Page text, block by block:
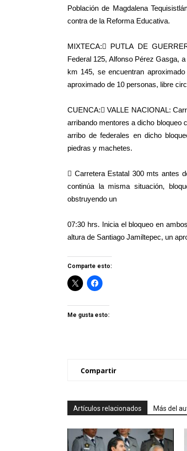
Población de Magdalena
contra de la Reforma Educativa.
MIXTECA: PUTLA DE
Federal 125, Alfonso Pérez Gasga,
km 145, se encuentran
aproximado de 10 personas, libre
CUENCA: VALLE NACIONAL:
arribando mentores a dicho bloqueo
arribo de federales en dicho
piedras y machetes.
 Carretera Estatal 300 mts antes
continúa la misma situación,
obstruyendo un
07:30 hrs. Inicia el bloqueo en
altura de Santiago Jamiltepec, un
Comparte esto:
Me gusta esto:
Compartir
Artículos relacionados Más del